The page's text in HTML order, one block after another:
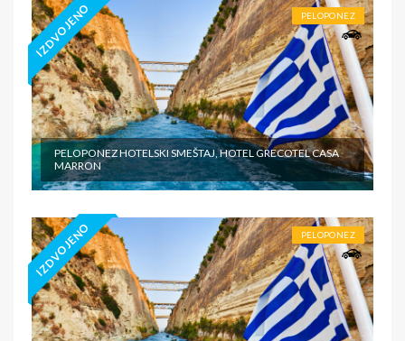
IZDVOJENO PELOPONEZ
PELOPONEZ HOTELSKI SMEŠTAJ, HOTEL GRECOTEL CASA
MARRON
IZDVOJENO PELOPONEZ